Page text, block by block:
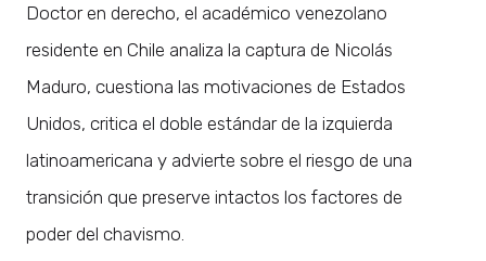
Doctor en derecho, el académico venezolano
residente en Chile analiza la captura de Nicolás
Maduro, cuestiona las motivaciones de Estados
Unidos, critica el doble estándar de la izquierda
latinoamericana y advierte sobre el riesgo de una
transición que preserve intactos los factores de
poder del chavismo.